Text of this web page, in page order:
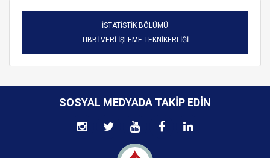
İSTATİSTİK BÖLÜMÜ
TIBBİ VERİ İŞLEME TEKNİKERLİĞİ
SOSYAL MEDYADA TAKIP EDIN